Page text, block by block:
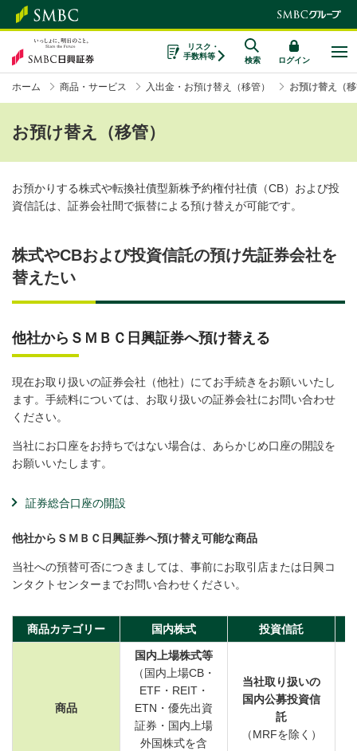
リスク・
手数料等
検索 ログイン
ホーム 商品・サービス 入出金・お預け替え（移管） お預け替え（
お預け替え（移管）
お預かりする株式や転換社債型新株予約権付社債（CB）および投
資信託は、証券会社間で振替による預け替えが可能です。
株式やCBおよび投資信託の預け先証券会社を
替えたい
他社からＳＭＢＣ日興証券へ預け替える
現在お取り扱いの証券会社（他社）にてお手続きをお願いいたし
ます。手続料については、お取り扱いの証券会社にお問い合わせ
ください。
当社にお口座をお持ちではない場合は、あらかじめ口座の開設を
お願いいたします。
証券総合口座の開設
他社からＳＭＢＣ日興証券へ預け替え可能な商品
当社への預替可否につきましては、事前にお取引店または日興コ
ンタクトセンターまでお問い合わせください。
商品カテゴリー 国内株式 投資信託
商品
国内上場株式等
（国内上場CB・
ETF・REIT・
ETN・優先出資
証券・国内上場
外国株式を含
当社取り扱いの
国内公募投資信
託
（MRFを除く）